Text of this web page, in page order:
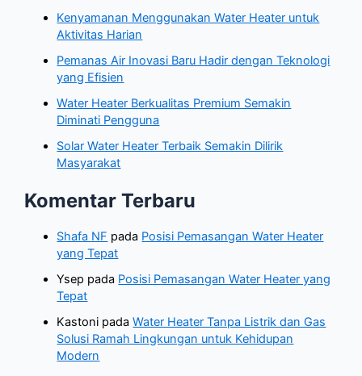
Kenyamanan Menggunakan Water Heater untuk
Aktivitas Harian
Pemanas Air Inovasi Baru Hadir dengan Teknologi
yang Efisien
Water Heater Berkualitas Premium Semakin
Diminati Pengguna
Solar Water Heater Terbaik Semakin Dilirik
Masyarakat
Komentar Terbaru
Shafa NF pada Posisi Pemasangan Water Heater
yang Tepat
Ysep pada Posisi Pemasangan Water Heater yang
Tepat
Kastoni padaWater Heater Tanpa Listrik dan Gas
Solusi Ramah Lingkungan untuk Kehidupan
Modern